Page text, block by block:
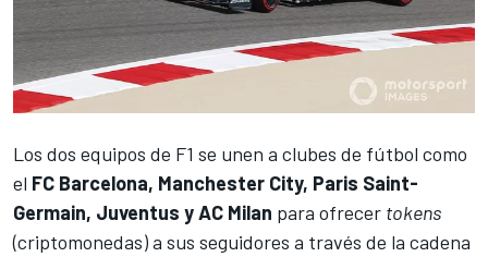
Los dos equipos de F1 se unen a clubes de fútbol como
el FC Barcelona, ​​Manchester City, Paris Saint-
Germain, Juventus y AC Milan para ofrecer tokens
(criptomonedas) a sus seguidores a través de la cadena